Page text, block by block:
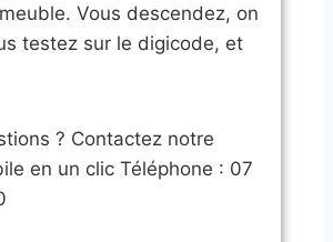
Vous descendez, on
testez sur le digicode, et
? Contactez notre
en un clic ​Téléphone : 07